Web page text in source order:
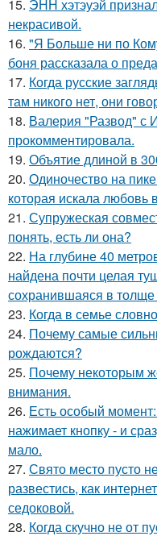
15. ЭНН хэтэуэй
некрасивой.
16. "Я Больше ни по
боня рассказала о
17. Когда русские
там никого нет, они
18. Валерия "Развод" с
прокомментировала.
19. Объятие длиной в
20. Одиночество на
которая искала любовь
21. Супружеская
понять, есть ли она?
22. На глубине 40
найдена почти целая
сохранившаяся в толще
23. Когда в семье
24. Почему самые
рождаются?
25. Почему некоторым
внимания.
26. Есть особый
нажимает кнопку - и
мало.
27. Свято место пусто
развестись, как
седоковой.
28. Когда скучно не от